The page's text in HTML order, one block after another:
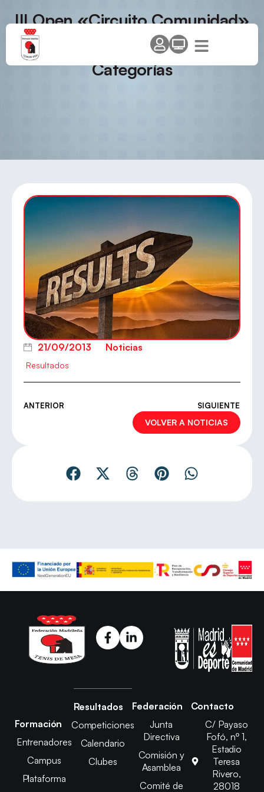
III Open «Circuito Comunidad»
– Torneo San Miguel 2013 de
Tenis de Mesa – Villalbilla –
Categorías
21/09/2013 Noticias
Resultados
ANTERIOR SIGUIENTE
VOLVER A NOTICIAS
Formación
Entrenadores
Campus
Plataforma
Resultados
Competiciones
Calendario
Clubes
Federación
Junta
Directiva
Comisión y
Asamblea
Comité de
Contacto
C/ Payaso
Fofó, nº 1,
Estadio
Teresa
Rivero,
28018